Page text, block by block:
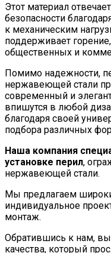
Этот материал
безопасности
к механическим
поддерживает
общественных и
Помимо надежности,
нержавеющей стали
современный и
впишутся в любой
благодаря своей
подбора различных
Наша компания
установке перил,
нержавеющей стали.
Мы предлагаем
индивидуальное
монтаж.
Обратившись к нам,
качества, который